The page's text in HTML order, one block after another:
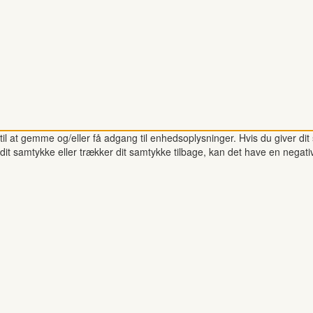
gemme og/eller få adgang til enhedsoplysninger. Hvis du giver
samtykke eller trækker dit samtykke tilbage, kan det have en